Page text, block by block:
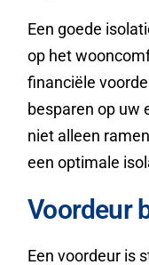
Een goede
op het
financiële
besparen op uw
niet alleen
een optimale
Voordeur
Een voordeur is